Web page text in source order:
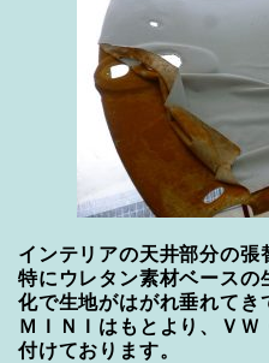
インテリアの天井部分の張
特にウレタン素材ベース
化で生地がはがれ垂れて
ＭＩＮＩはもとより、Ｖ
付けております。